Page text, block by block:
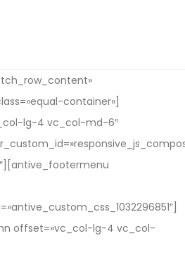
container»]
lg-4 vc_col-md-6″
offset=»vc_col-lg-4 vc_col-